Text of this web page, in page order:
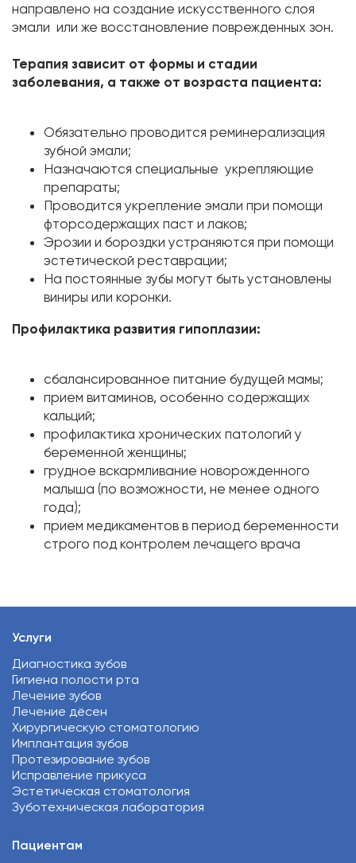
направлено на создание искусственного слоя
эмали или же восстановление поврежденных зон.
Терапия зависит от формы и стадии
заболевания, а также от возраста пациента:
Обязательно проводится реминерализация
зубной эмали;
Назначаются специальные укрепляющие
препараты;
Проводится укрепление эмали при помощи
фторсодержащих паст и лаков;
Эрозии и бороздки устраняются при помощи
эстетической реставрации;
На постоянные зубы могут быть установлены
виниры или коронки.
Профилактика развития гипоплазии:
сбалансированное питание будущей мамы;
прием витаминов, особенно содержащих
кальций;
профилактика хронических патологий у
беременной женщины;
грудное вскармливание новорожденного
малыша (по возможности, не менее одного
года);
прием медикаментов в период беременности
строго под контролем лечащего врача
Услуги
Диагностика зубов
Гигиена полости рта
Лечение зубов
Лечение дёсен
Хирургическую стоматологию
Имплантация зубов
Протезирование зубов
Исправление прикуса
Эстетическая стоматология
Зуботехническая лаборатория
Пациентам